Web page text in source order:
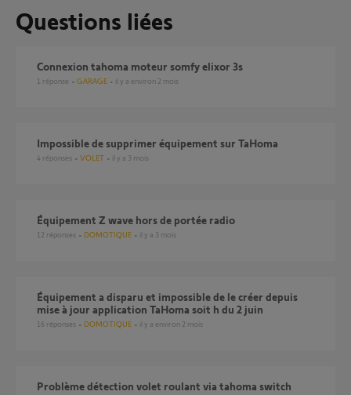
Questions liées
Connexion tahoma moteur somfy elixor 3s
1 réponse GARAGE il y a environ 2 mois
Impossible de supprimer équipement sur TaHoma
4 réponses VOLET il y a 3 mois
Équipement Z wave hors de portée radio
12 réponses DOMOTIQUE il y a 3 mois
Équipement a disparu et impossible de le créer depuis
mise à jour application TaHoma soit h du 2 juin
16 réponses DOMOTIQUE il y a environ 2 mois
Problème détection volet roulant via tahoma switch